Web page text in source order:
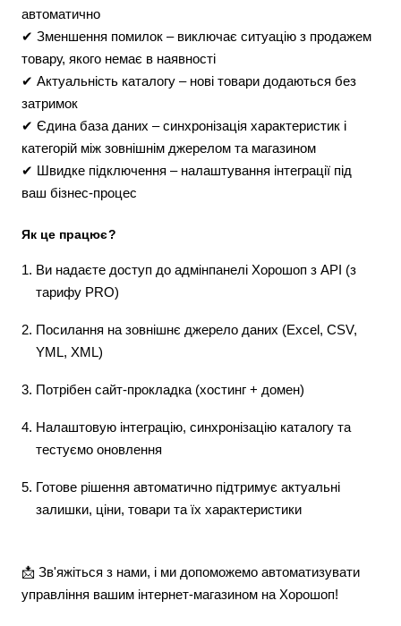
автоматично
✔ Зменшення помилок – виключає ситуацію з продажем
товару, якого немає в наявності
✔ Актуальність каталогу – нові товари додаються без
затримок
✔ Єдина база даних – синхронізація характеристик і
категорій між зовнішнім джерелом та магазином
✔ Швидке підключення – налаштування інтеграції під
ваш бізнес-процес
Як це працює?
Ви надаєте доступ до адмінпанелі Хорошоп з API (з
тарифу PRO)
Посилання на зовнішнє джерело даних (Excel, CSV,
YML, XML)
Потрібен сайт-прокладка (хостинг + домен)
Налаштовую інтеграцію, синхронізацію каталогу та
тестуємо оновлення
Готове рішення автоматично підтримує актуальні
залишки, ціни, товари та їх характеристики
📩 Зв'яжіться з нами, і ми допоможемо автоматизувати
управління вашим інтернет-магазином на Хорошоп!